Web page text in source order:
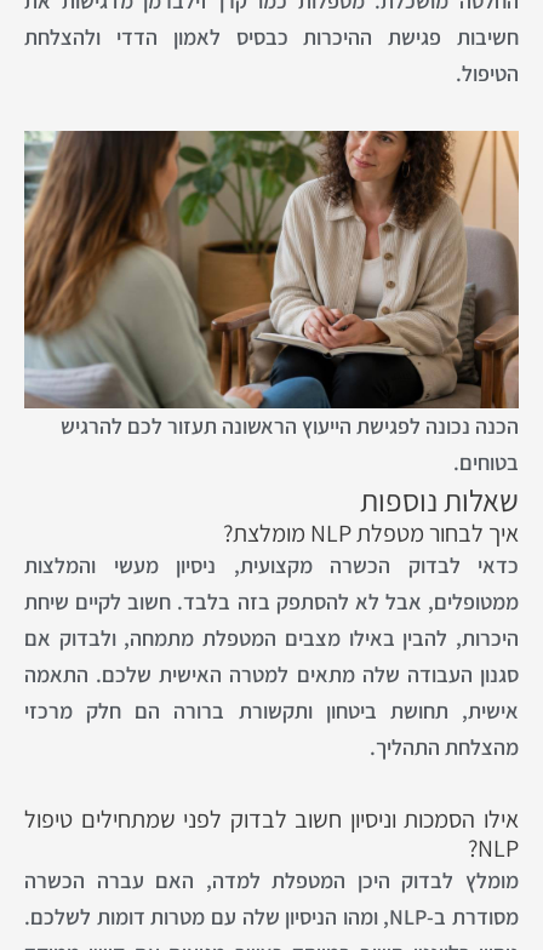
חשיבות פגישת ההיכרות כבסיס לאמון הדדי ולהצלחת
הטיפול.
הכנה נכונה לפגישת הייעוץ הראשונה תעזור לכם להרגיש
בטוחים.
שאלות נוספות
איך לבחור מטפלת NLP מומלצת?
כדאי לבדוק הכשרה מקצועית, ניסיון מעשי והמלצות
ממטופלים, אבל לא להסתפק בזה בלבד. חשוב לקיים שיחת
היכרות, להבין באילו מצבים המטפלת מתמחה, ולבדוק אם
סגנון העבודה שלה מתאים למטרה האישית שלכם. התאמה
אישית, תחושת ביטחון ותקשורת ברורה הם חלק מרכזי
מהצלחת התהליך.
אילו הסמכות וניסיון חשוב לבדוק לפני שמתחילים טיפול
NLP?
מומלץ לבדוק היכן המטפלת למדה, האם עברה הכשרה
מסודרת ב-NLP, ומהו הניסיון שלה עם מטרות דומות לשלכם.